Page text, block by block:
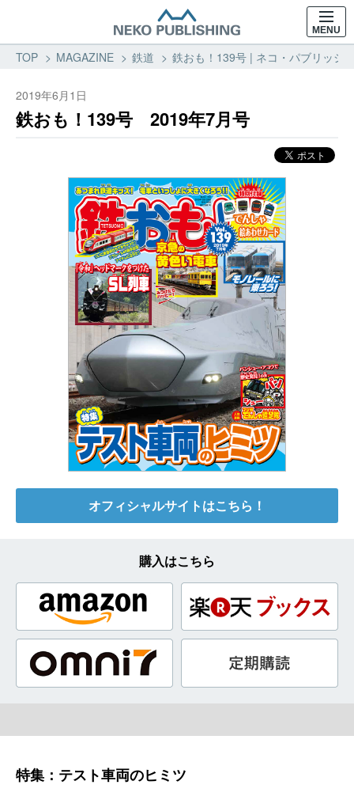
MENU
TOP MAGAZINE 鉄道 鉄おも！139号 | ネコ・パブリッシ
2019年6月1日
鉄おも！139号 2019年7月号
オフィシャルサイトはこちら！
購入はこちら
特集：テスト車両のヒミツ